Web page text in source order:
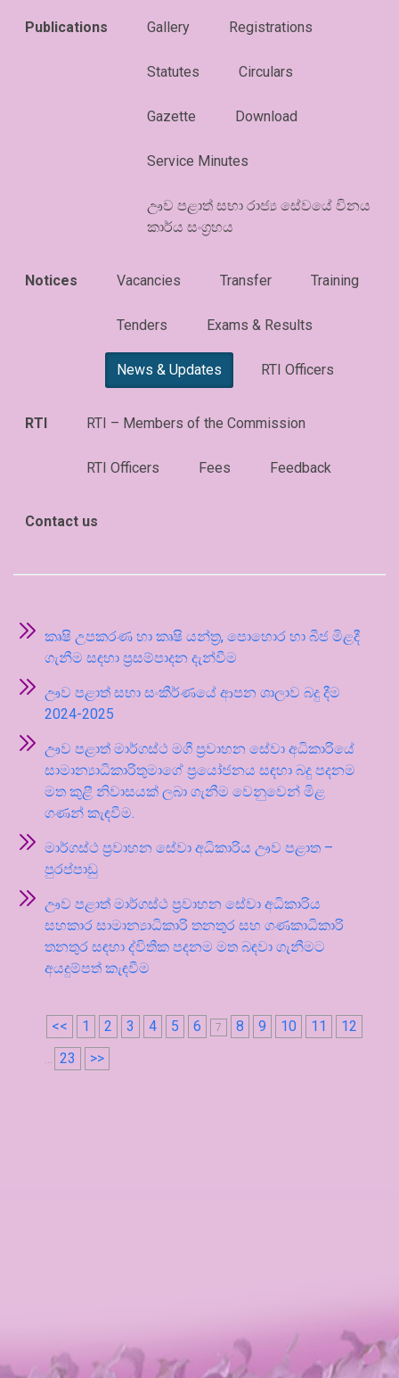
Publications Gallery Registrations
Statutes Circulars
Gazette Download
Service Minutes
ඌව පළාත් සභා රාජ්‍ය සේවයේ විනය
කාර්ය සංග්‍රහය
Notices Vacancies Transfer Training
Tenders Exams & Results
News & Updates RTI Officers
RTI RTI – Members of the Commission
RTI Officers Fees Feedback
Contact us
කෘෂි උපකරණ හා කෘෂි යන්ත්‍ර, පොහොර හා බීජ මිළදී
ගැනීම සඳහා ප්‍රසම්පාදන දැන්වීම
ඌව පළාත් සභා සංකීර්ණයේ ආපන ශාලාව බදු දීම
2024-2025
ඌව පළාත් මාර්ගස්ථ මගී ප්‍රවාහන සේවා අධිකාරියේ
සාමාන්‍යාධිකාරිතුමාගේ ප්‍රයෝජනය සඳහා බදු පදනම
මත කුළී නිවාසයක් ලබා ගැනීම වෙනුවෙන් මිළ
ගණන් කැඳවීම.
මාර්ගස්ථ ප්‍රවාහන සේවා අධිකාරිය ඌව පළාත –
පුරප්පාඩු
ඌව පළාත් මාර්ගස්ථ ප්‍රවාහන සේවා අධිකාරිය
සහකාර සාමාන්‍යාධිකාරි තනතුර සහ ගණකාධිකාරි
තනතුර සඳහා ද්විතීක පදනම මත බඳවා ගැනීමට
අයදුම්පත් කැඳවීම
<< 1 2 3 4 5 6 7 8 9 10 11 12
... 23 >>